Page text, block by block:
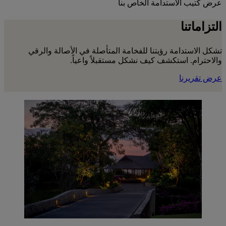
عرض كتيب الاستدامة الخاص بنا
التزاماتنا
تشكل الاستدامة رؤيتنا للفخامة المتأصلة في الأصالة والرقي
والاحترام. استكشف كيف نشكل مستقبلاً واعياً.
عرض تقريرنا